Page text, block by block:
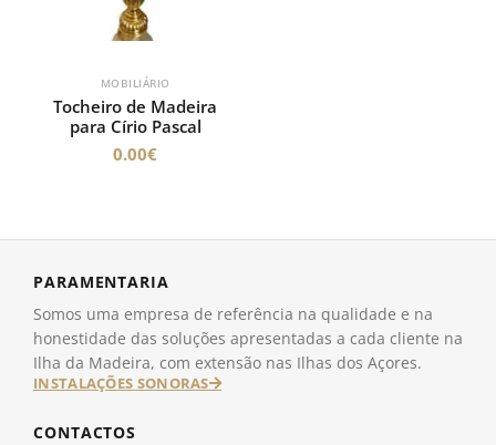
MOBILIÁRIO
Tocheiro de Madeira
para Círio Pascal
0.00€
PARAMENTARIA
Somos uma empresa de referência na qualidade e na
honestidade das soluções apresentadas a cada cliente na
Ilha da Madeira, com extensão nas Ilhas dos Açores.
INSTALAÇÕES SONORAS
CONTACTOS